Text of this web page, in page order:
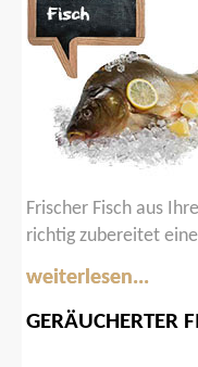
Frischer Fisch aus
richtig zubereitet
weiterlesen...
GERÄUCHERTER